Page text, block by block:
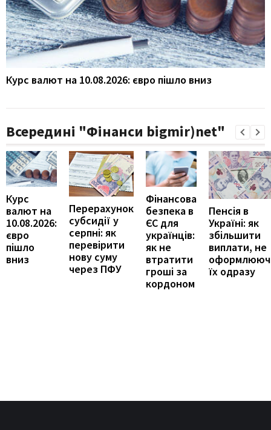
Курс валют на 10.08.2026: євро пішло вниз
Всередині "Фінанси bigmir)net"
Курс
валют на
10.08.2026:
євро
пішло
вниз
Перерахунок
субсидії у
серпні: як
перевірити
нову суму
через ПФУ
Фінансова
безпека в
ЄС для
українців:
як не
втратити
гроші за
кордоном
Пенсія в
Україні: як
збільшити
виплати, не
їх одразу